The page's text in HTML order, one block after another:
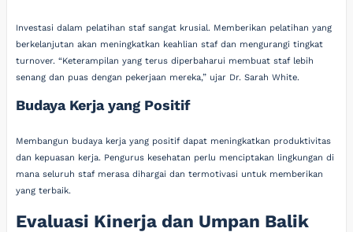
Investasi dalam pelatihan staf sangat krusial. Memberikan pelatihan yang
berkelanjutan akan meningkatkan keahlian staf dan mengurangi tingkat
turnover. “Keterampilan yang terus diperbaharui membuat staf lebih
senang dan puas dengan pekerjaan mereka,” ujar Dr. Sarah White.
Budaya Kerja yang Positif
Membangun budaya kerja yang positif dapat meningkatkan produktivitas
dan kepuasan kerja. Pengurus kesehatan perlu menciptakan lingkungan di
mana seluruh staf merasa dihargai dan termotivasi untuk memberikan
yang terbaik.
Evaluasi Kinerja dan Umpan Balik